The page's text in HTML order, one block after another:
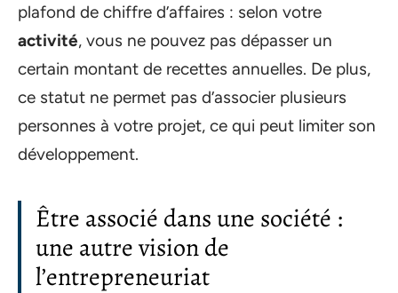
plafond de chiffre d’affaires : selon votre
activité, vous ne pouvez pas dépasser un
certain montant de recettes annuelles. De plus,
ce statut ne permet pas d’associer plusieurs
personnes à votre projet, ce qui peut limiter son
développement.
Être associé dans une société :
une autre vision de
l’entrepreneuriat